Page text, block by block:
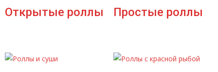
Открытые роллы Простые роллы